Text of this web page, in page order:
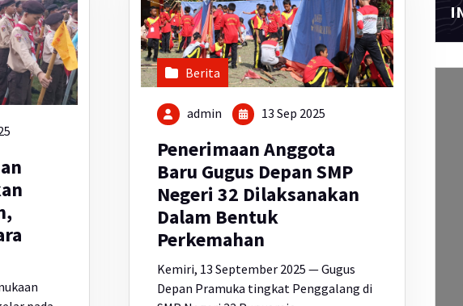
Berita
admin 13 Sep 2025
Penerimaan Anggota
Baru Gugus Depan SMP
Negeri 32 Dilaksanakan
Dalam Bentuk
Perkemahan
Kemiri, 13 September 2025 — Gugus
Depan Pramuka tingkat Penggalang di